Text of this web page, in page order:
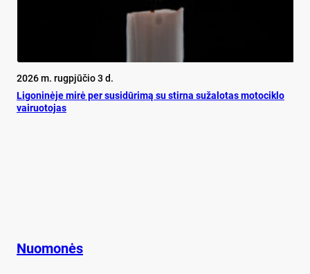
2026 m. rugpjūčio 3 d.
Ligoninėje mirė per susidūrimą su stirna sužalotas motociklo
vairuotojas
Nuomonės